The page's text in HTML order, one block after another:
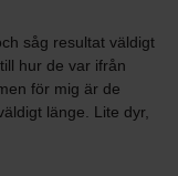
såg resultat väldigt
hur de var ifrån
för mig är de
länge. Lite dyr,